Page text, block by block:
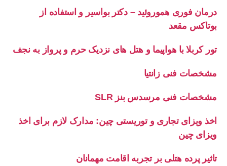
درمان فوری هموروئید – دکتر بواسیر و استفاده از
بوتاکس مقعد
تور کربلا با هواپیما و هتل های نزدیک حرم و پرواز به نجف
مشخصات فنی زانتیا
مشخصات فنی مرسدس بنز SLR
اخذ ویزای تجاری و توریستی چین: مدارک لازم برای اخذ
ویزای چین
تاثیر پرده هتلی بر تجربه اقامت مهمانان